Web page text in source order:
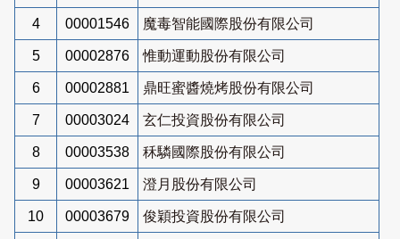
4 00001546 魔毒智能國際股份有限公司
5 00002876 惟動運動股份有限公司
6 00002881 鼎旺蜜醬燒烤股份有限公司
7 00003024 玄仁投資股份有限公司
8 00003538 秝驎國際股份有限公司
9 00003621 澄月股份有限公司
10 00003679 俊穎投資股份有限公司